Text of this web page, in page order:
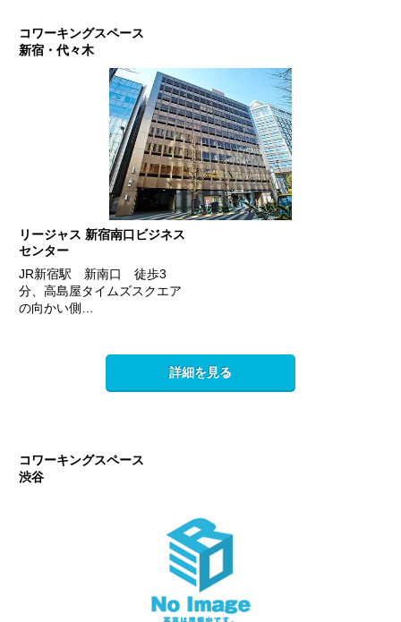
コワーキングスペース
新宿・代々木
リージャス 新宿南口ビジネス
センター
JR新宿駅 新南口 徒歩3
分、高島屋タイムズスクエア
の向かい側…
詳細を見る
コワーキングスペース
渋谷